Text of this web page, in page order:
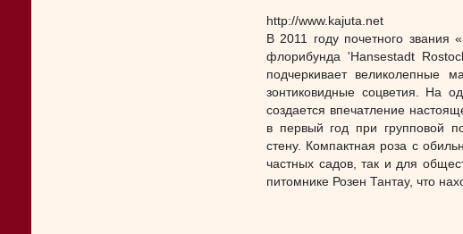
http://www.kajuta.net
В 2011 году почетного звания
флорибунда 'Hansestadt
подчеркивает великолепные
зонтиковидные соцветия. На
создается впечатление
в первый год при групповой
стену. Компактная роза с
частных садов, так и для
питомнике Розен Тантау, что